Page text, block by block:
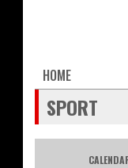
Main
navigation
HOME
SPORT